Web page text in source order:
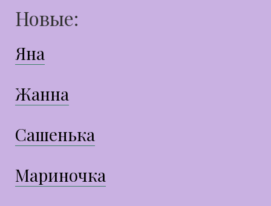
Новые:
Яна
Жанна
Сашенька
Мариночка